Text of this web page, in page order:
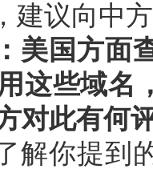
建议向中
美国方面
这些域名
对此有何
解你提到